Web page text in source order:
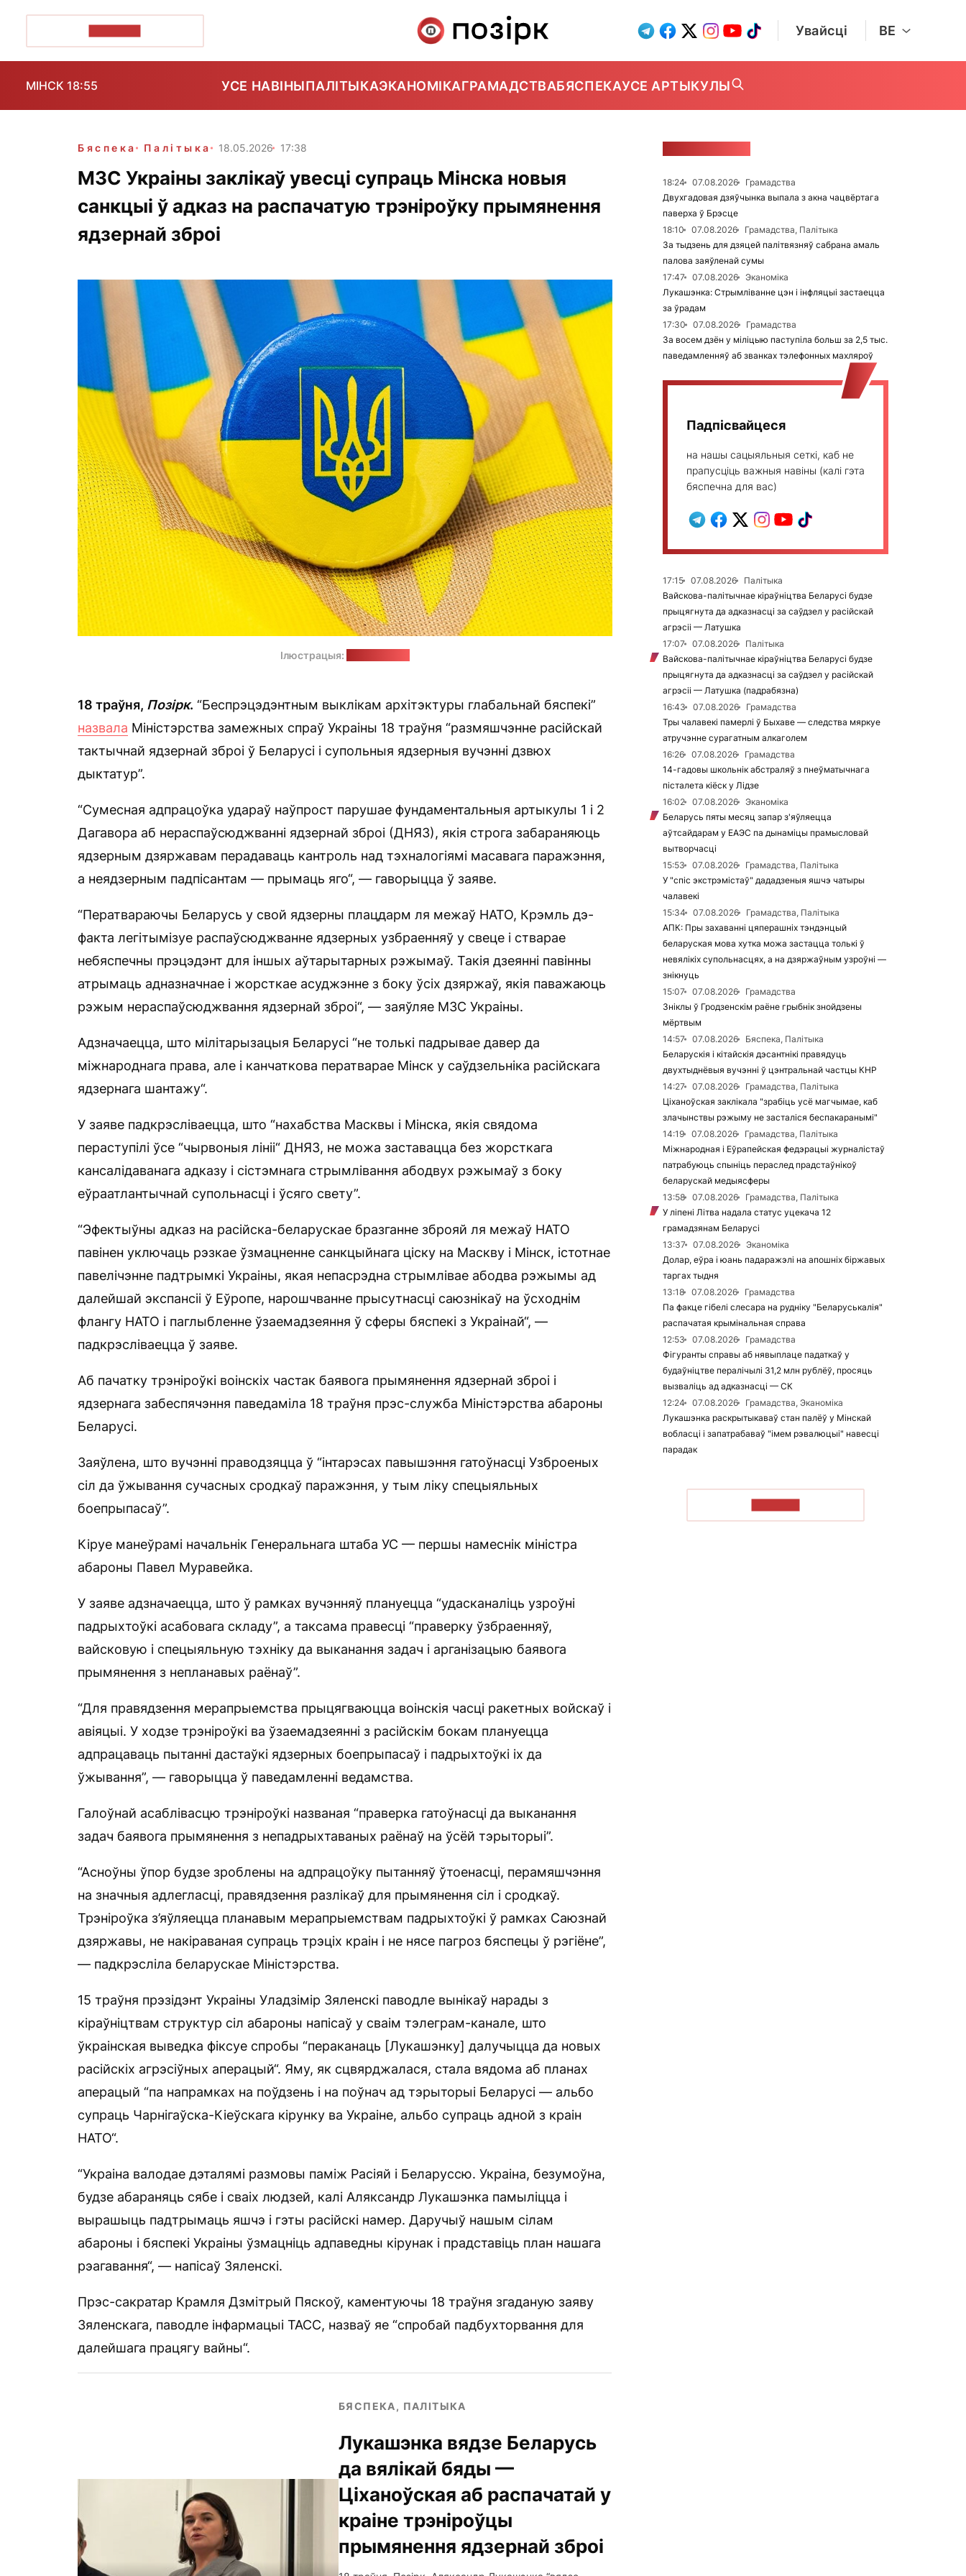
Увайсці BE
МІНСК 18:55 УСЕ НАВІНЫПАЛІТЫКАЭКАНОМІКАГРАМАДСТВАБЯСПЕКАУСЕ АРТЫКУЛЫ
Бяспека Палітыка 18.05.2026 17:38
МЗС Украіны заклікаў увесці супраць Мінска новыя
санкцыі ў адказ на распачатую трэніроўку прымянення
ядзернай зброі
Ілюстрацыя:
18 траўня, Позірк. “Беспрэцэдэнтным выклікам архітэктуры глабальнай бяспекі”
назвала Міністэрства замежных спраў Украіны 18 траўня “размяшчэнне расійскай
тактычнай ядзернай зброі ў Беларусі і супольныя ядзерныя вучэнні дзвюх
дыктатур”.
“Сумесная адпрацоўка удараў наўпрост парушае фундаментальныя артыкулы 1 і 2
Дагавора аб нераспаўсюджванні ядзернай зброі (ДНЯЗ), якія строга забараняюць
ядзерным дзяржавам перадаваць кантроль над тэхналогіямі масавага паражэння,
а неядзерным падпісантам — прымаць яго“, — гаворыцца ў заяве.
“Ператвараючы Беларусь у свой ядзерны плацдарм ля межаў НАТО, Крэмль дэ-
факта легітымізуе распаўсюджванне ядзерных узбраенняў у свеце і стварае
небяспечны прэцэдэнт для іншых аўтарытарных рэжымаў. Такія дзеянні павінны
атрымаць адназначнае і жорсткае асуджэнне з боку ўсіх дзяржаў, якія паважаюць
рэжым нераспаўсюджвання ядзернай зброі“, — заяўляе МЗС Украіны.
Адзначаецца, што мілітарызацыя Беларусі “не толькі падрывае давер да
міжнароднага права, але і канчаткова ператварае Мінск у саўдзельніка расійскага
ядзернага шантажу“.
У заяве падкрэсліваецца, што “нахабства Масквы і Мінска, якія свядома
пераступілі ўсе “чырвоныя лініі“ ДНЯЗ, не можа заставацца без жорсткага
кансалідаванага адказу і сістэмнага стрымлівання абодвух рэжымаў з боку
еўраатлантычнай супольнасці і ўсяго свету”.
“Эфектыўны адказ на расійска-беларускае бразганне зброяй ля межаў НАТО
павінен уключаць рэзкае ўзмацненне санкцыйнага ціску на Маскву і Мінск, істотнае
павелічэнне падтрымкі Украіны, якая непасрэдна стрымлівае абодва рэжымы ад
далейшай экспансіі ў Еўропе, нарошчванне прысутнасці саюзнікаў на ўсходнім
флангу НАТО і паглыбленне ўзаемадзеяння ў сферы бяспекі з Украінай“, —
падкрэсліваецца ў заяве.
Аб пачатку трэніроўкі воінскіх частак баявога прымянення ядзернай зброі і
ядзернага забеспячэння паведаміла 18 траўня прэс-служба Міністэрства абароны
Беларусі.
Заяўлена, што вучэнні праводзяцца ў “інтарэсах павышэння гатоўнасці Узброеных
сіл да ўжывання сучасных сродкаў паражэння, у тым ліку спецыяльных
боепрыпасаў”.
Кіруе манеўрамі начальнік Генеральнага штаба УС — першы намеснік міністра
абароны Павел Муравейка.
У заяве адзначаецца, што ў рамках вучэнняў плануецца “удасканаліць узроўні
падрыхтоўкі асабовага складу”, а таксама правесці “праверку ўзбраенняў,
вайсковую і спецыяльную тэхніку да выканання задач і арганізацыю баявога
прымянення з непланавых раёнаў”.
“Для правядзення мерапрыемства прыцягваюцца воінскія часці ракетных войскаў і
авіяцыі. У ходзе трэніроўкі ва ўзаемадзеянні з расійскім бокам плануецца
адпрацаваць пытанні дастаўкі ядзерных боепрыпасаў і падрыхтоўкі іх да
ўжывання”, — гаворыцца ў паведамленні ведамства.
Галоўнай асаблівасцю трэніроўкі названая “праверка гатоўнасці да выканання
задач баявога прымянення з непадрыхтаваных раёнаў на ўсёй тэрыторыі”.
“Асноўны ўпор будзе зроблены на адпрацоўку пытанняў ўтоенасці, перамяшчэння
на значныя адлегласці, правядзення разлікаў для прымянення сіл і сродкаў.
Трэніроўка з’яўляецца планавым мерапрыемствам падрыхтоўкі ў рамках Саюзнай
дзяржавы, не накіраваная супраць трэціх краін і не нясе пагроз бяспецы ў рэгіёне”,
— падкрэсліла беларускае Міністэрства.
15 траўня прэзідэнт Украіны Уладзімір Зяленскі паводле вынікаў нарады з
кіраўніцтвам структур сіл абароны напісаў у сваім тэлеграм-канале, што
ўкраінская выведка фіксуе спробы “пераканаць [Лукашэнку] далучыцца да новых
расійскіх агрэсіўных аперацый“. Яму, як сцвярджалася, стала вядома аб планах
аперацый “па напрамках на поўдзень і на поўнач ад тэрыторыі Беларусі — альбо
супраць Чарнігаўска-Кіеўскага кірунку ва Украіне, альбо супраць адной з краін
НАТО“.
“Украіна валодае дэталямі размовы паміж Расіяй і Беларуссю. Украіна, безумоўна,
будзе абараняць сябе і сваіх людзей, калі Аляксандр Лукашэнка памыліцца і
вырашыць падтрымаць яшчэ і гэты расійскі намер. Даручыў нашым сілам
абароны і бяспекі Украіны ўзмацніць адпаведны кірунак і прадставіць план нашага
рэагавання“, — напісаў Зяленскі.
Прэс-сакратар Крамля Дзмітрый Пяскоў, каментуючы 18 траўня згаданую заяву
Зяленскага, паводле інфармацыі ТАСС, назваў яе “спробай падбухторвання для
далейшага працягу вайны“.
БЯСПЕКА, ПАЛІТЫКА
Лукашэнка вядзе Беларусь
да вялікай бяды —
Ціханоўская аб распачатай у
краіне трэніроўцы
прымянення ядзернай зброі
18:24 07.08.2026
Грамадства
Двухгадовая дзяўчынка выпала з акна чацвёртага
паверха ў Брэсце
18:10
07.08.2026
Грамадства, Палітыка
За тыдзень для дзяцей палітвязняў сабрана амаль
палова заяўленай сумы
17:47
07.08.2026
Эканоміка
Лукашэнка: Стрымліванне цэн і інфляцыі застаецца
за ўрадам
17:30
07.08.2026
Грамадства
За восем дзён у міліцыю паступіла больш за 2,5 тыс.
паведамленняў аб званках тэлефонных махляроў
Падпісвайцеся
на нашы сацыяльныя сеткі, каб не
прапусціць важныя навіны (калі гэта
бяспечна для вас)
17:15 07.08.2026
Палітыка
Вайскова-палітычнае кіраўніцтва Беларусі будзе
прыцягнута да адказнасці за саўдзел у расійскай
агрэсіі — Латушка
17:07
07.08.2026
Палітыка
Вайскова-палітычнае кіраўніцтва Беларусі будзе
прыцягнута да адказнасці за саўдзел у расійскай
агрэсіі — Латушка (падрабязна)
16:43
07.08.2026
Грамадства
Тры чалавекі памерлі ў Быхаве — следства мяркуе
атручэнне сурагатным алкаголем
16:26
07.08.2026
Грамадства
14-гадовы школьнік абстраляў з пнеўматычнага
пісталета кіёск у Лідзе
16:02
07.08.2026
Эканоміка
Беларусь пяты месяц запар з'яўляецца
аўтсайдарам у ЕАЭС па дынаміцы прамысловай
вытворчасці
15:53
07.08.2026
Грамадства, Палітыка
У "спіс экстрэмістаў" дададзеныя яшчэ чатыры
чалавекі
15:34
07.08.2026
Грамадства, Палітыка
АПК: Пры захаванні цяперашніх тэндэнцый
беларуская мова хутка можа застацца толькі ў
невялікіх супольнасцях, а на дзяржаўным узроўні —
знікнуць
15:07
07.08.2026
Грамадства
Зніклы ў Гродзенскім раёне грыбнік знойдзены
мёртвым
14:57
07.08.2026
Бяспека, Палітыка
Беларускія і кітайскія дэсантнікі правядуць
двухтыднёвыя вучэнні ў цэнтральнай частцы КНР
14:27
07.08.2026
Грамадства, Палітыка
Ціханоўская заклікала "зрабіць усё магчымае, каб
злачынствы рэжыму не засталіся беспакаранымі"
14:19
07.08.2026
Грамадства, Палітыка
Міжнародная і Еўрапейская федэрацыі журналістаў
патрабуюць спыніць пераслед прадстаўнікоў
беларускай медыясферы
13:58
07.08.2026
Грамадства, Палітыка
У ліпені Літва надала статус уцекача 12
грамадзянам Беларусі
13:37
07.08.2026
Эканоміка
Долар, еўра і юань падаражэлі на апошніх біржавых
таргах тыдня
13:18
07.08.2026
Грамадства
Па факце гібелі слесара на рудніку "Беларуськалія"
распачатая крымінальная справа
12:53
07.08.2026
Грамадства
Фігуранты справы аб нявыплаце падаткаў у
будаўніцтве пералічылі 31,2 млн рублёў, просяць
вызваліць ад адказнасці — СК
12:24
07.08.2026
Грамадства, Эканоміка
Лукашэнка раскрытыкаваў стан палёў у Мінскай
вобласці і запатрабаваў "імем рэвалюцыі" навесці
парадак